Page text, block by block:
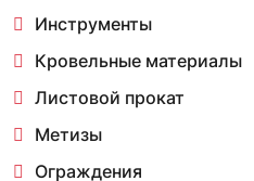
Инструменты
Кровельные материалы
Листовой прокат
Метизы
Ограждения